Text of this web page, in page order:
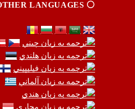
⚪️ OTHER LANGUAGES